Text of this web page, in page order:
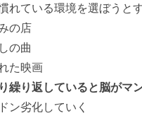
いる環境を選ぼうと
の店
曲
画
繰り返していると脳がマ
劣化していく